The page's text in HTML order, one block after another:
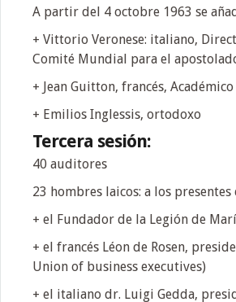
A partir del 4 octobre 1963 se
+ Vittorio Veronese: italiano,
Comité Mundial para el
+ Jean Guitton, francés,
+ Emilios Inglessis, ortodoxo
Tercera sesión:
40 auditores
23 hombres laicos: a los presentes
+ el Fundador de la Legión de
+ el francés Léon de Rosen,
Union of business executives)
+ el italiano dr. Luigi Gedda,